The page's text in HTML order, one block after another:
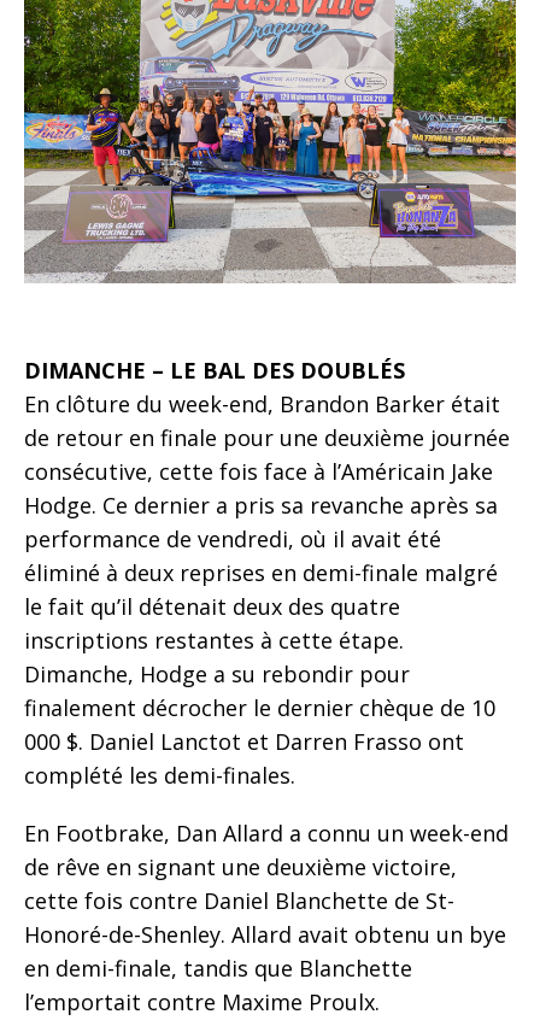
DIMANCHE – LE BAL DES DOUBLÉS
En clôture du week-end, Brandon Barker était
de retour en finale pour une deuxième journée
consécutive, cette fois face à l’Américain Jake
Hodge. Ce dernier a pris sa revanche après sa
performance de vendredi, où il avait été
éliminé à deux reprises en demi-finale malgré
le fait qu’il détenait deux des quatre
inscriptions restantes à cette étape.
Dimanche, Hodge a su rebondir pour
finalement décrocher le dernier chèque de 10
000 $. Daniel Lanctot et Darren Frasso ont
complété les demi-finales.
En Footbrake, Dan Allard a connu un week-end
de rêve en signant une deuxième victoire,
cette fois contre Daniel Blanchette de St-
Honoré-de-Shenley. Allard avait obtenu un bye
en demi-finale, tandis que Blanchette
l’emportait contre Maxime Proulx.